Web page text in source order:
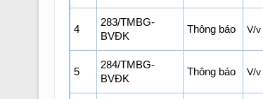
4
283/TMBG-
BVĐK
Thông báo V/
5
284/TMBG-
BVĐK
Thông báo V/